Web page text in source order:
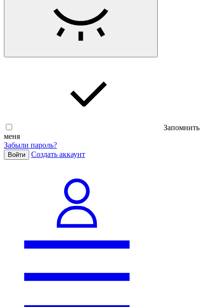
Запомнить
меня
Забыли пароль?
Войти Cоздать аккаунт